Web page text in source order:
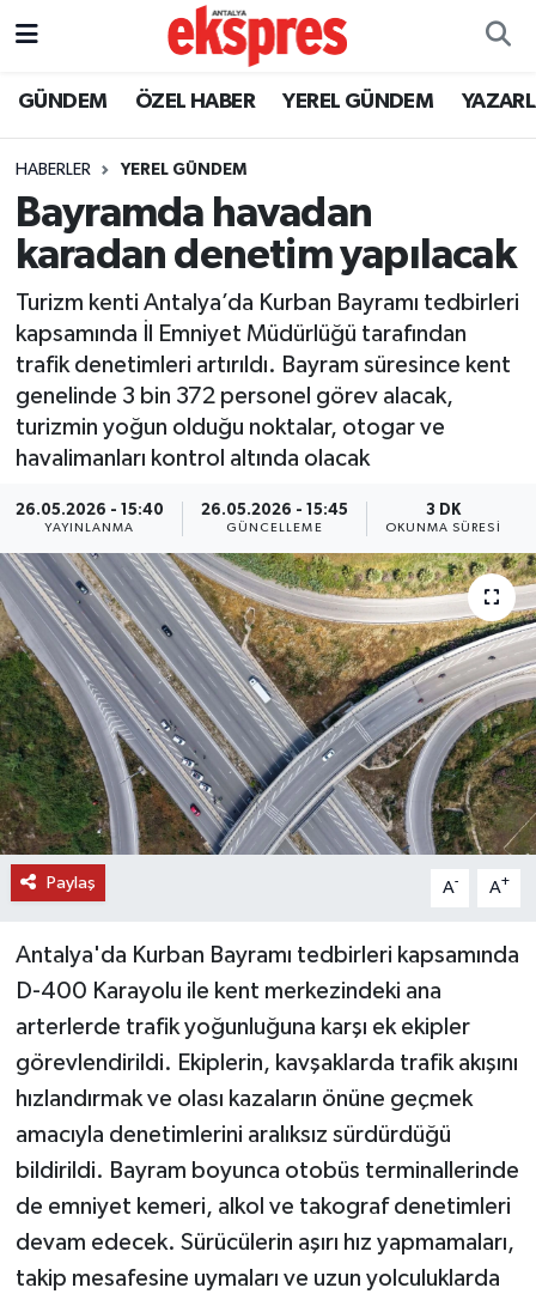
GÜNDEM ÖZEL HABER YEREL GÜNDEM
HABERLER YEREL GÜNDEM
Bayramda havadan
karadan denetim yapılacak
Turizm kenti Antalya’da Kurban Bayramı tedbirleri
kapsamında İl Emniyet Müdürlüğü tarafından
trafik denetimleri artırıldı. Bayram süresince kent
genelinde 3 bin 372 personel görev alacak,
turizmin yoğun olduğu noktalar, otogar ve
havalimanları kontrol altında olacak
26.05.2026 - 15:40
YAYINLANMA
26.05.2026 - 15:45
GÜNCELLEME
3 DK
OKUNMA SÜRESI
Paylaş A- A+
Antalya'da Kurban Bayramı tedbirleri kapsamında
D-400 Karayolu ile kent merkezindeki ana
arterlerde trafik yoğunluğuna karşı ek ekipler
görevlendirildi. Ekiplerin, kavşaklarda trafik akışını
hızlandırmak ve olası kazaların önüne geçmek
amacıyla denetimlerini aralıksız sürdürdüğü
bildirildi. Bayram boyunca otobüs terminallerinde
de emniyet kemeri, alkol ve takograf denetimleri
devam edecek. Sürücülerin aşırı hız yapmamaları,
takip mesafesine uymaları ve uzun yolculuklarda
ÖZEL HABER
YEREL GÜNDEM
EKONOMİ
KÜLTÜR - SANAT
SPOR
SİYASET
SAĞLIK
DÜNYA
EĞİTİM
TURİZM
RÖPORTAJ
VİDEO HABERLER
YAZARLAR
RESMİ İLAN
MAGAZİN
Nöbetçi Eczaneler
Trafik Durumu
Süper Lig Puan Durumu ve Fikstür
Tüm Manşetler
Son Dakika Haberleri
Haber Arşivi